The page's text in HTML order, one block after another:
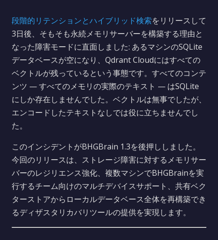
段階的リテンションとハイブリッド検索をリリースして
3日後、そもそも永続メモリサーバーを構築する理由と
なった障害モードに直面しました: あるマシンのSQLite
データベースが空になり、Qdrant Cloudにはすべての
ベクトルが残っているという事態です。すべてのコンテ
ンツ — すべてのメモリの実際のテキスト — はSQLite
にしか存在しませんでした。ベクトルは無事でしたが、
エンコードしたテキストなしでは役に立ちませんでし
た。
このインシデントがBHGBrain 1.3を後押ししました。
今回のリリースは、ストレージ障害に対するメモリサー
バーのレジリエンス強化、複数マシンでBHGBrainを実
行するチーム向けのマルチデバイスサポート、共有ベク
ターストアからローカルデータベース全体を再構築でき
るディザスタリカバリツールの提供を実現します。